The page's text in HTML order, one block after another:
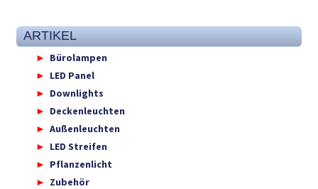
ARTIKEL
Bürolampen
LED Panel
Downlights
Deckenleuchten
Außenleuchten
LED Streifen
Pflanzenlicht
Zubehör